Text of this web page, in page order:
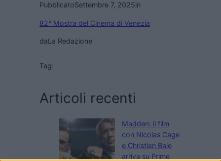
PubblicatoSettembre 7, 2025in
82° Mostra del Cinema di Venezia
daLa Redazione
Tag:
Articoli recenti
Madden: il film
con Nicolas Cage
e Christian Bale
arriva su Prime